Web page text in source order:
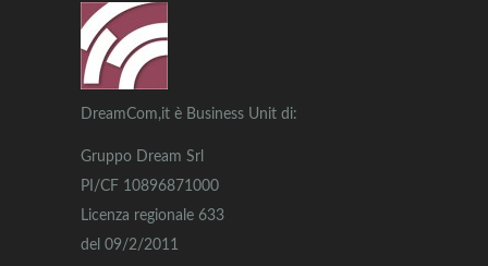
DreamCom,it è Business Unit di:
Gruppo Dream Srl
PI/CF 10896871000
Licenza regionale 633
del 09/2/2011